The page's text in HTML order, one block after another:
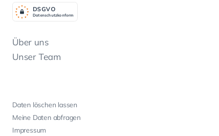
Über uns
Unser Team
Daten löschen lassen
Meine Daten abfragen
Impressum
Datenschutzkonform
DSGVO